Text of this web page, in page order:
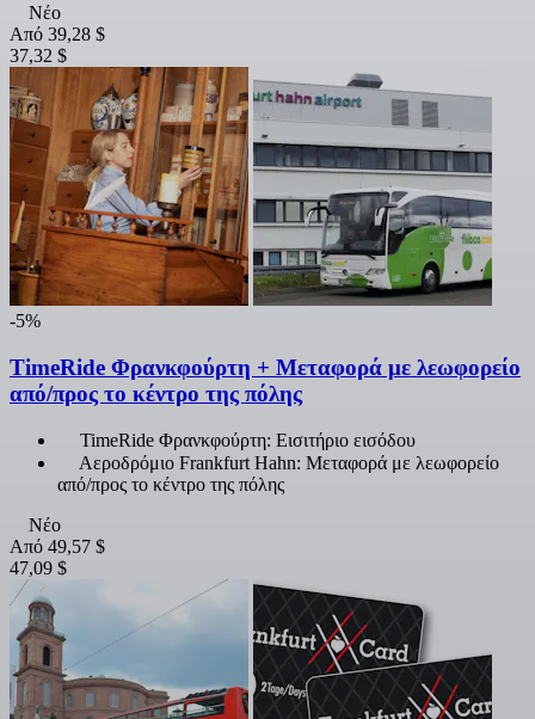
Νέο
Από 39,28 $
37,32 $
-5%
TimeRide Φρανκφούρτη + Μεταφορά με λεωφορείο
από/προς το κέντρο της πόλης
TimeRide Φρανκφούρτη: Εισιτήριο εισόδου
Αεροδρόμιο Frankfurt Hahn: Μεταφορά με λεωφορείο
από/προς το κέντρο της πόλης
Νέο
Από 49,57 $
47,09 $